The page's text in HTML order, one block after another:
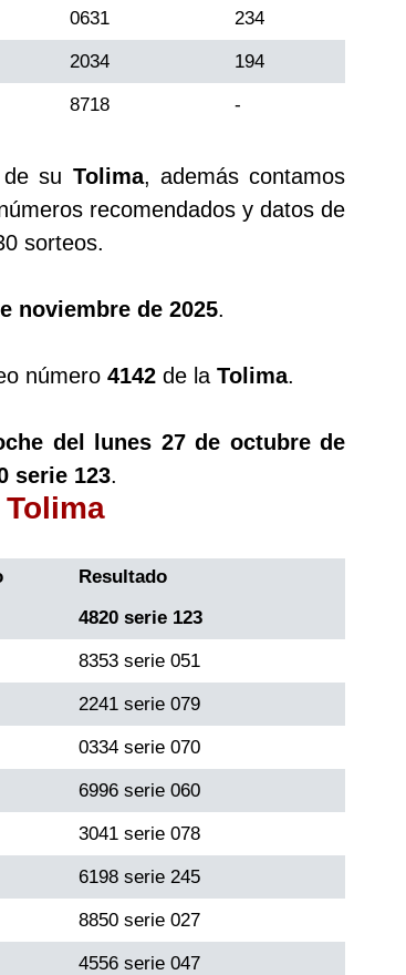
0631 234
2034 194
8718 -
su Tolima, además contamos
recomendados y datos de
sorteos.
noviembre de 2025.
número 4142 de la Tolima.
del lunes 27 de octubre de
serie 123.
Resultado
4820 serie 123
8353 serie 051
2241 serie 079
0334 serie 070
6996 serie 060
3041 serie 078
6198 serie 245
8850 serie 027
4556 serie 047